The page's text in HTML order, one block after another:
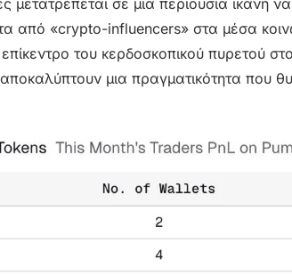
σε μια περιουσία ικανή
από «crypto-influencers» στα μέσα
του κερδοσκοπικού πυρετού
μια πραγματικότητα που